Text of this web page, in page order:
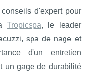
d'expert pour
Tropicspa, le leader
spa de nage et
d'un entretien
un gage de durabilité